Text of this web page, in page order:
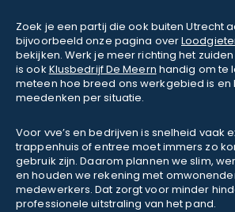
Zoek je een partij die ook buiten Utrecht
bijvoorbeeld onze pagina over
bekijken. Werk je meer richting het
is ook Klusbedrijf De Meern handig om te
meteen hoe breed ons werkgebied is en
meedenken per situatie.
Voor vve’s en bedrijven is snelheid vaak
trappenhuis of entree moet immers zo
gebruik zijn. Daarom plannen we slim,
en houden we rekening met
medewerkers. Dat zorgt voor minder
professionele uitstraling van het pand.